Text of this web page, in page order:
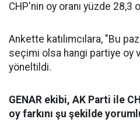
CHP'nin oy oranı yüzde 28,3
Ankette katılımcılara, "Bu
seçimi olsa hangi partiye oy
yöneltildi.
GENAR ekibi, AK Parti ile
oy farkını şu şekilde